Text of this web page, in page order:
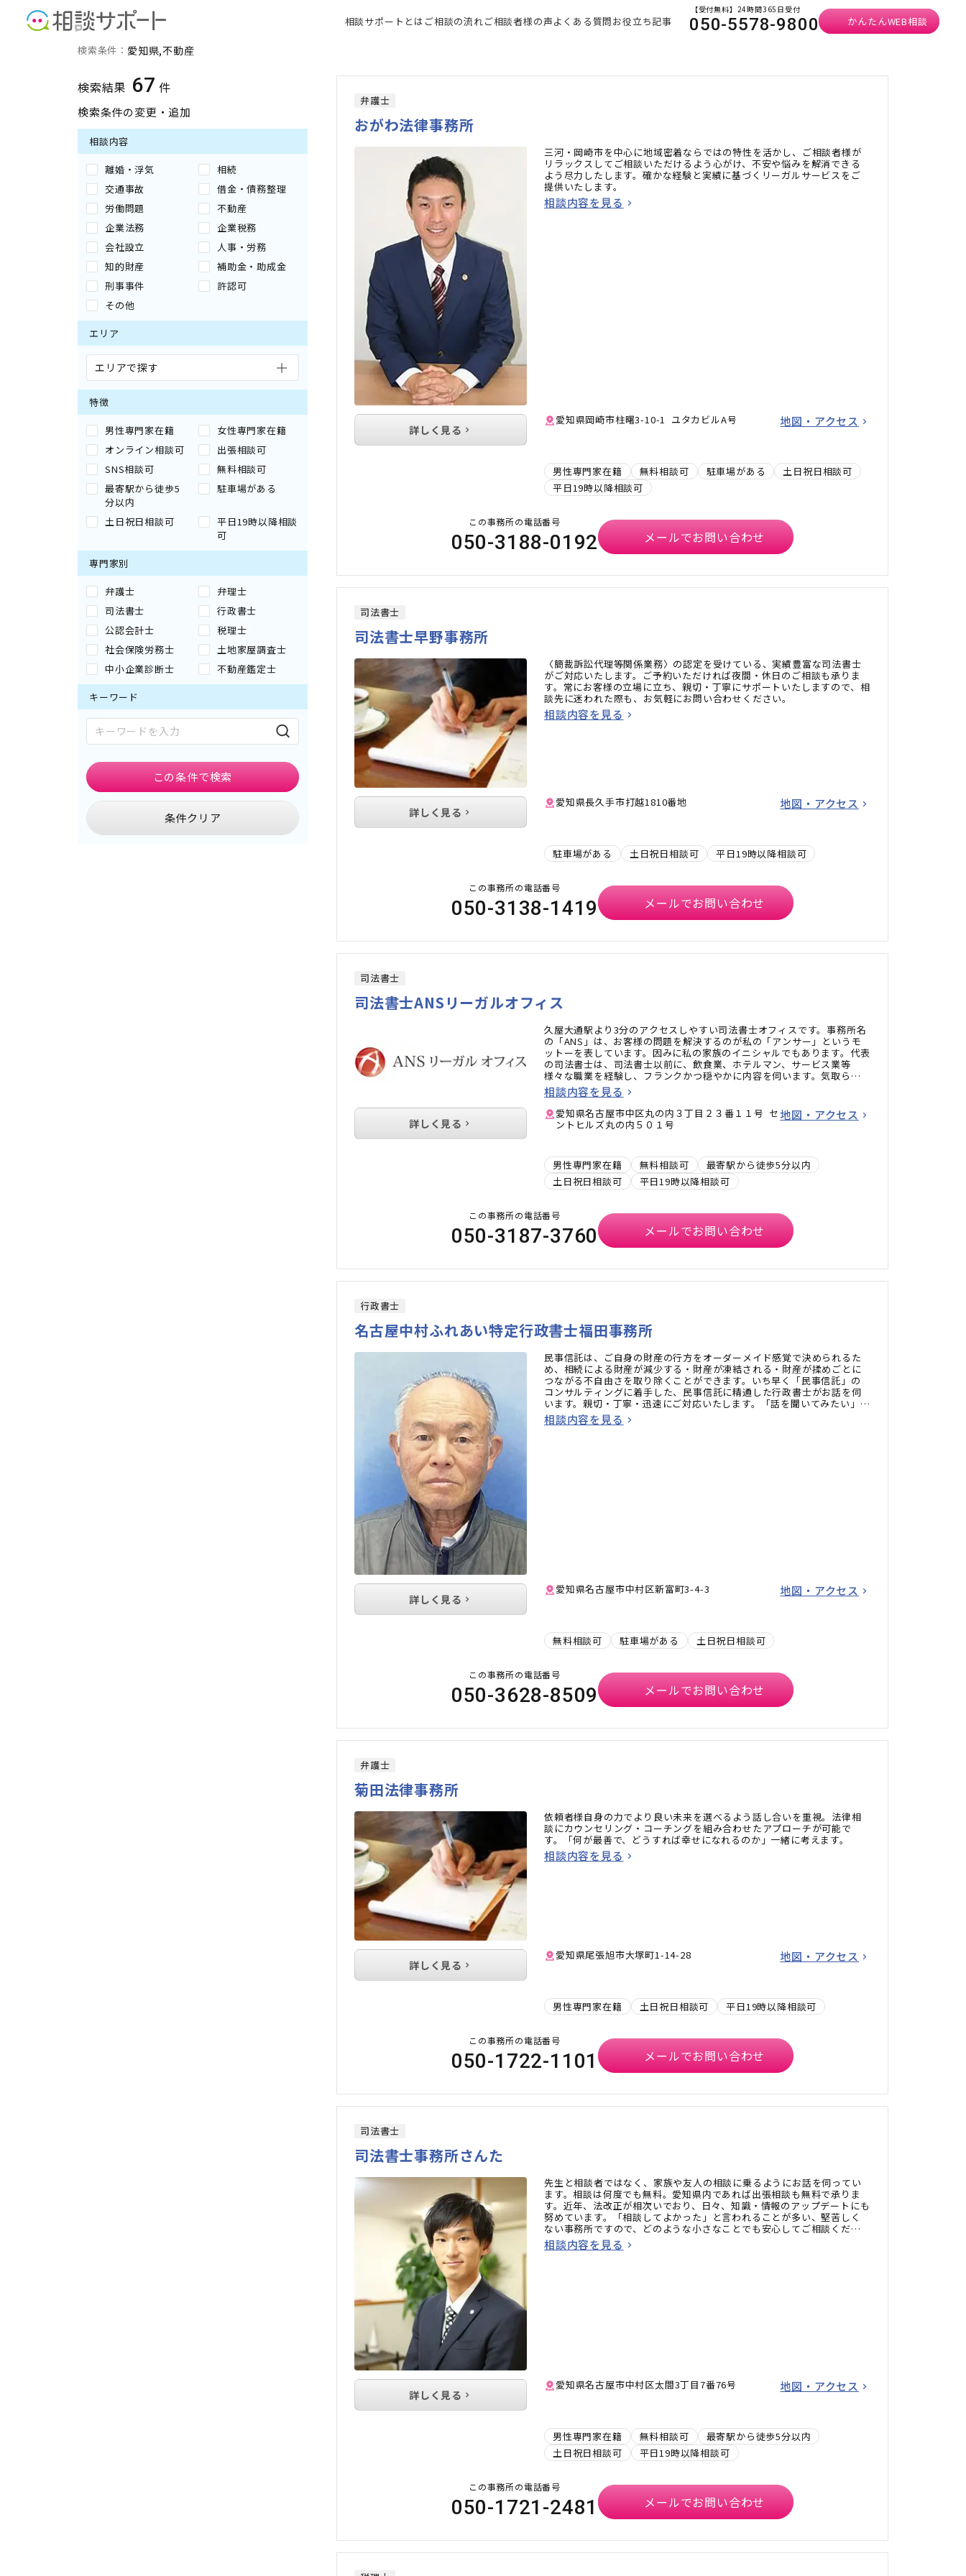
相談サポートとは ご相談の流れご相談者様の声よくある質問お役立ち記事
【受付無料】24時間365日受付
050-5578-9800 かんたんWEB相談
愛知県の不動産に強い専門家の検索結果
検索条件： 愛知県 不動産
検索結果 67 件
検索条件の変更・追加
相談内容
離婚・浮気
相続
交通事故
借金・債務整理
労働問題
不動産
企業法務
企業税務
会社設立
人事・労務
知的財産
補助金・助成金
刑事事件
許認可
その他
エリア
エリアで探す
特徴
男性専門家在籍
女性専門家在籍
オンライン相談可
出張相談可
SNS相談可
無料相談可
最寄駅から徒歩5
分以内
駐車場がある
土日祝日相談可
平日19時以降相談
可
専門家別
弁護士
弁理士
司法書士
行政書士
公認会計士
税理士
社会保険労務士
土地家屋調査士
中小企業診断士
不動産鑑定士
キーワード
条件クリア
この条件で検索
弁護士
おがわ法律事務所
三河・岡崎市を中心に地域密着ならではの特性を活かし、ご相談者様が
リラックスしてご相談いただけるよう心がけ、不安や悩みを解消できる
よう尽力したします。確かな経験と実績に基づくリーガルサービスをご
提供いたします。
相談内容を見る
愛知県岡崎市柱曙3-10-1 ユタカビルA号 地図・アクセス
男性専門家在籍 無料相談可 駐車場がある
土日祝日相談可
平日19時以降相談可
詳しく見る
この事務所の電話番号
050-3188-0192 メールでお問い合わせ
司法書士
司法書士早野事務所
〈簡裁訴訟代理等関係業務〉の認定を受けている、実績豊富な司法書士
がご対応いたします。ご予約いただければ夜間・休日のご相談も承りま
す。常にお客様の立場に立ち、親切・丁寧にサポートいたしますので、相
談先に迷われた際も、お気軽にお問い合わせください。
相談内容を見る
愛知県長久手市打越1810番地 地図・アクセス
駐車場がある 土日祝日相談可 平日19時以降相談可
詳しく見る
この事務所の電話番号
050-3138-1419 メールでお問い合わせ
司法書士
司法書士ANSリーガルオフィス
久屋大通駅より3分のアクセスしやすい司法書士オフィスです。事務所名
の「ANS」は、お客様の問題を解決するのが私の「アンサー」というモ
ットーを表しています。因みに私の家族のイニシャルでもあります。代表
の司法書士は、司法書士以前に、飲食業、ホテルマン、サービス業等
様々な職業を経験し、フランクかつ穏やかに内容を伺います。気取ら
ず・飾らず話すせいか、一度ご相談で繋がった方から、気軽にお電話を
いただくことも少なくありません。身近な問題を得意としていますの
で、何でも遠慮なく聞いてください。
相談内容を見る
愛知県名古屋市中区丸の内３丁目２３番１１号 セ
ントヒルズ丸の内５０１号
地図・アクセス
男性専門家在籍 無料相談可
最寄駅から徒歩5分以内
土日祝日相談可
平日19時以降相談可
詳しく見る
この事務所の電話番号
050-3187-3760 メールでお問い合わせ
行政書士
名古屋中村ふれあい特定行政書士福田事務所
民事信託は、ご自身の財産の行方をオーダーメイド感覚で決められるた
め、相続による財産が減少する・財産が凍結される・財産が揉めごとに
つながる不自由さを取り除くことができます。いち早く「民事信託」の
コンサルティングに着手した、民事信託に精通した行政書士がお話を伺
います。親切・丁寧・迅速にご対応いたします。「話を聞いてみたい」と
いう方もお気軽にご相談ください。
相談内容を見る
愛知県名古屋市中村区新富町3-4-3 地図・アクセス
無料相談可 駐車場がある 土日祝日相談可
詳しく見る
この事務所の電話番号
050-3628-8509 メールでお問い合わせ
弁護士
菊田法律事務所
依頼者様自身の力でより良い未来を選べるよう話し合いを重視。法律相
談にカウンセリング・コーチングを組み合わせたアプローチが可能で
す。「何が最善で、どうすれば幸せになれるのか」一緒に考えます。
相談内容を見る
愛知県尾張旭市大塚町1-14-28 地図・アクセス
男性専門家在籍 土日祝日相談可 平日19時以降相談可
詳しく見る
この事務所の電話番号
050-1722-1101 メールでお問い合わせ
司法書士
司法書士事務所さんた
先生と相談者ではなく、家族や友人の相談に乗るようにお話を伺ってい
ます。相談は何度でも無料。愛知県内であれば出張相談も無料で承りま
す。近年、法改正が相次いでおり、日々、知識・情報のアップデートにも
努めています。「相談してよかった」と言われることが多い、堅苦しく
ない事務所ですので、どのような小さなことでも安心してご相談くださ
い。
相談内容を見る
愛知県名古屋市中村区太閤3丁目7番76号 地図・アクセス
男性専門家在籍 無料相談可
最寄駅から徒歩5分以内
土日祝日相談可
平日19時以降相談可
詳しく見る
この事務所の電話番号
050-1721-2481 メールでお問い合わせ